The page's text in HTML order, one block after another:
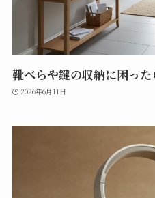
靴べらや鍵の収納に困った
2026年6月11日